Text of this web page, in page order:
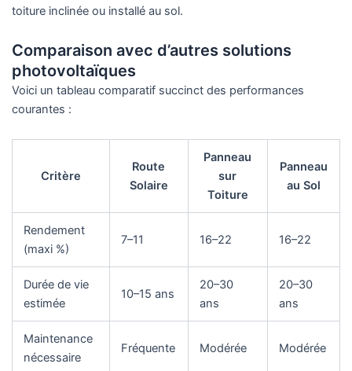
toiture inclinée ou installé au sol.
Comparaison avec d’autres solutions
photovoltaïques
Voici un tableau comparatif succinct des performances
courantes :
Critère
Route
Solaire
Panneau
sur
Toiture
Panneau
au Sol
Rendement
(maxi %)
7–11 16–22 16–22
Durée de vie
estimée
10–15 ans
20–30
ans
20–30
ans
Maintenance
nécessaire
Fréquente Modérée Modérée